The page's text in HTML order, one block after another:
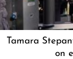
Tamara
on